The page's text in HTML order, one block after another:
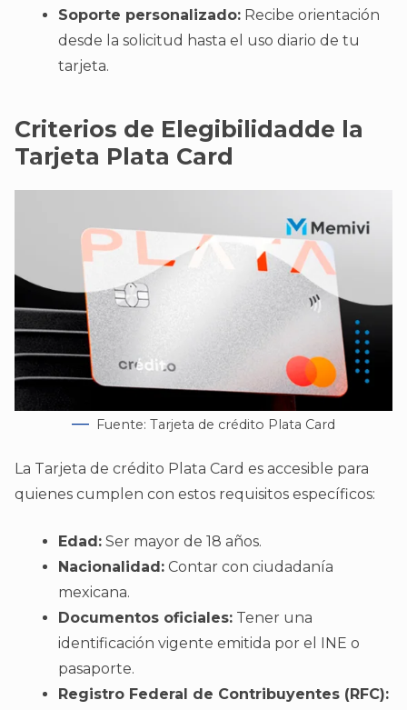
Soporte personalizado: Recibe orientación
desde la solicitud hasta el uso diario de tu
tarjeta.
Criterios de Elegibilidadde la
Tarjeta Plata Card
Fuente: Tarjeta de crédito Plata Card
La Tarjeta de crédito Plata Card es accesible para
quienes cumplen con estos requisitos específicos:
Edad: Ser mayor de 18 años.
Nacionalidad: Contar con ciudadanía
mexicana.
Documentos oficiales: Tener una
identificación vigente emitida por el INE o
pasaporte.
Registro Federal de Contribuyentes (RFC):